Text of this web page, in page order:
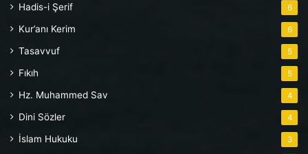
Hadis-i Şerif 6
Kur’anı Kerim 6
Tasavvuf 5
Fıkıh 5
Hz. Muhammed Sav 4
Dini Sözler 4
İslam Hukuku 3